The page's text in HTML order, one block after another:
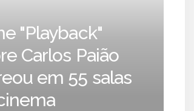
"Playback"
Carlos Paião
em 55 salas